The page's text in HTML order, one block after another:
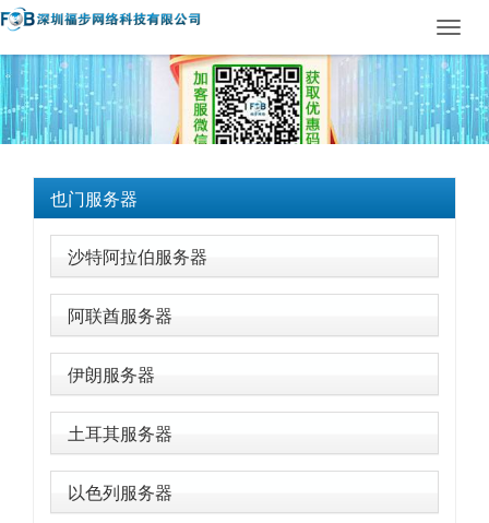
也门服务器
沙特阿拉伯服务器
阿联酋服务器
伊朗服务器
土耳其服务器
以色列服务器